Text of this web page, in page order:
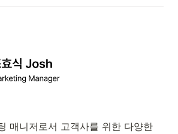
매니저로서 고객사를 위한 다양한